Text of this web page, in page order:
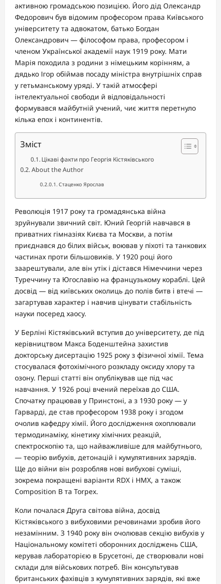
активною громадською позицією. Його дід Олександр
Федорович був відомим професором права Київського
університету та адвокатом, батько Богдан
Олександрович — філософом права, професором і
членом Української академії наук 1919 року. Мати
Марія походила з родини з німецьким корінням, а
дядько Ігор обіймав посаду міністра внутрішніх справ
у гетьманському уряді. У такій атмосфері
інтелектуальної свободи й відповідальності
формувався майбутній учений, чиє життя перетнуло
кілька епох і континентів.
Зміст
Цікаві факти про Георгія Кістяківського
About the Author
Стаценко Ярослав
Революція 1917 року та громадянська війна
зруйнували звичний світ. Юний Георгій навчався в
приватних гімназіях Києва та Москви, а потім
приєднався до білих військ, воював у піхоті та танкових
частинах проти більшовиків. У 1920 році його
заарештували, але він утік і дістався Німеччини через
Туреччину та Югославію на французькому кораблі. Цей
досвід — від київських околиць до полів битв і втечі —
загартував характер і навчив цінувати стабільність
науки посеред хаосу.
У Берліні Кістяківський вступив до університету, де під
керівництвом Макса Боденштейна захистив
докторську дисертацію 1925 року з фізичної хімії. Тема
стосувалася фотохімічного розкладу оксиду хлору та
озону. Перші статті він опублікував ще під час
навчання. У 1926 році вчений переїхав до США.
Спочатку працював у Принстоні, а з 1930 року — у
Гарварді, де став професором 1938 року і згодом
очолив кафедру хімії. Його дослідження охоплювали
термодинаміку, кінетику хімічних реакцій,
спектроскопію та, що найважливіше для майбутнього,
— теорію вибухів, детонацій і кумулятивних зарядів.
Ще до війни він розробляв нові вибухові суміші,
зокрема покращені варіанти RDX і HMX, а також
Composition B та Torpex.
Коли почалася Друга світова війна, досвід
Кістяківського з вибуховими речовинами зробив його
незамінним. З 1940 року він очолював секцію вибухів у
Національному комітеті оборонних досліджень США,
керував лабораторією в Брусетоні, де створювали нові
склади для військових потреб. Він консультував
британських фахівців з кумулятивних зарядів, які вже